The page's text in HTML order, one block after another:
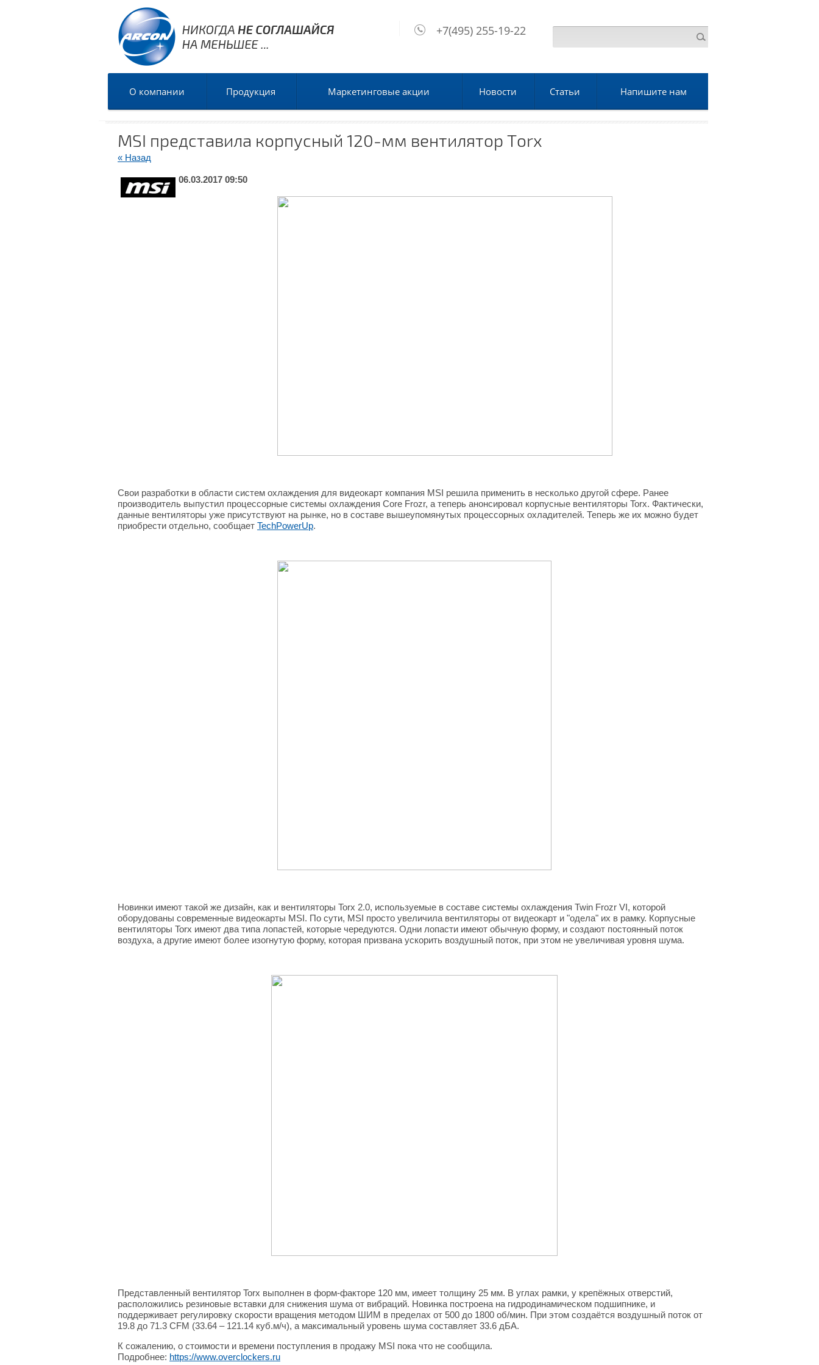
+7(495) 255-19-22
О компании Продукция Маркетинговые акции Новости Статьи Напишите нам
MSI представила корпусный 120-мм вентилятор Torx
« Назад
06.03.2017 09:50
Свои разработки в области систем охлаждения для видеокарт компания MSI решила применить в несколько другой сфере. Ранее
производитель выпустил процессорные системы охлаждения Core Frozr, а теперь анонсировал корпусные вентиляторы Torx. Фактически,
данные вентиляторы уже присутствуют на рынке, но в составе вышеупомянутых процессорных охладителей. Теперь же их можно будет
приобрести отдельно, сообщает TechPowerUp.
Новинки имеют такой же дизайн, как и вентиляторы Torx 2.0, используемые в составе системы охлаждения Twin Frozr VI, которой
оборудованы современные видеокарты MSI. По сути, MSI просто увеличила вентиляторы от видеокарт и "одела" их в рамку. Корпусные
вентиляторы Torx имеют два типа лопастей, которые чередуются. Одни лопасти имеют обычную форму, и создают постоянный поток
воздуха, а другие имеют более изогнутую форму, которая призвана ускорить воздушный поток, при этом не увеличивая уровня шума.
Представленный вентилятор Torx выполнен в форм-факторе 120 мм, имеет толщину 25 мм. В углах рамки, у крепёжных отверстий,
расположились резиновые вставки для снижения шума от вибраций. Новинка построена на гидродинамическом подшипнике, и
поддерживает регулировку скорости вращения методом ШИМ в пределах от 500 до 1800 об/мин. При этом создаётся воздушный поток от
19.8 до 71.3 CFM (33.64 – 121.14 куб.м/ч), а максимальный уровень шума составляет 33.6 дБА.
К сожалению, о стоимости и времени поступления в продажу MSI пока что не сообщила.
Подробнее: https://www.overclockers.ru